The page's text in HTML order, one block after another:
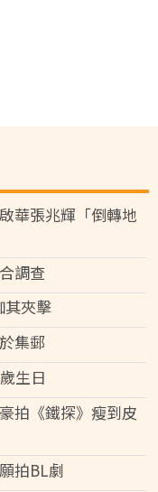
華張兆輝「倒轉地
調查
其夾擊
集郵
生日
拍《鐵探》瘦到皮
拍BL劇